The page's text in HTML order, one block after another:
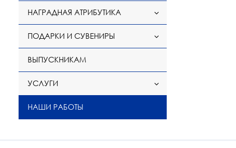
НАГРАДНАЯ АТРИБУТИКА
ПОДАРКИ И СУВЕНИРЫ
ВЫПУСКНИКАМ
УСЛУГИ
НАШИ РАБОТЫ